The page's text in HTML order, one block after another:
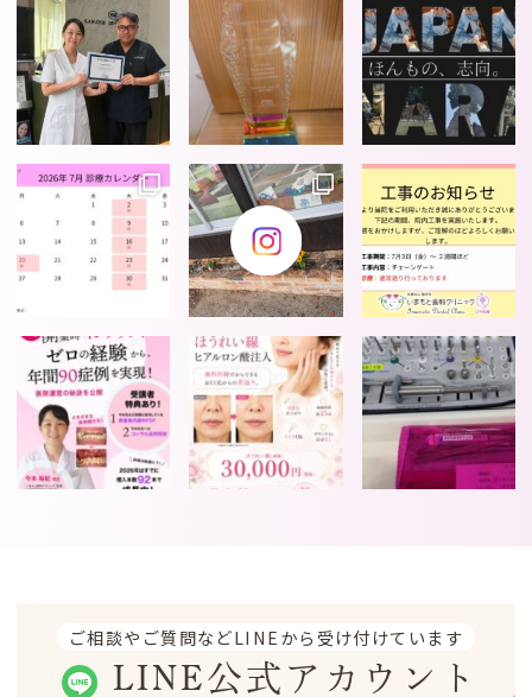
ご相談やご質問などLINEから受け付けています
LINE公式アカウント